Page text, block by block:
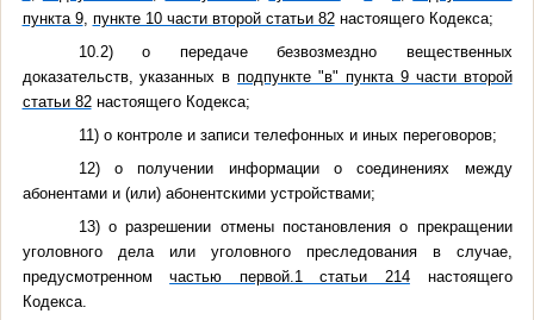
пункта 9, пункте 10 части второй статьи 82настоящего Кодекса;
10.2) о передаче безвозмездно вещественных
доказательств, указанных вподпункте "в" пункта 9 части второй
статьи 82настоящего Кодекса;
11) о контроле и записи телефонных и иных переговоров;
12) о получении информации о соединениях между
абонентами и (или) абонентскими устройствами;
13) о разрешении отмены постановления о прекращении
уголовного дела или уголовного преследования в случае,
предусмотренномчастью первой.1 статьи 214настоящего
Кодекса.